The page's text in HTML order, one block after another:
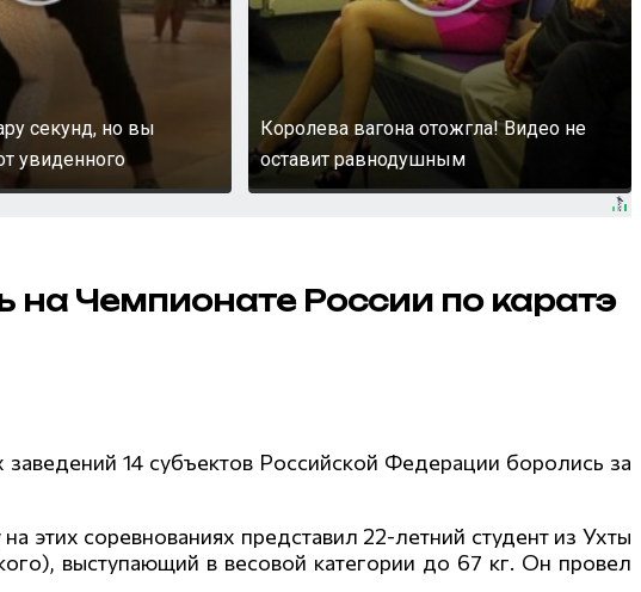
секунд, но вы
увиденного
Королева вагона отожгла! Видео не
оставит равнодушным
на Чемпионате России по каратэ
14 субъектов Российской Федерации боролись за
этих соревнованиях представил 22-летний студент из Ухты
выступающий в весовой категории до 67 кг. Он провел